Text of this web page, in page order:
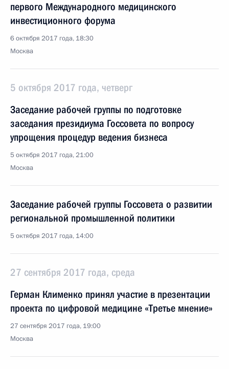
первого Международного медицинского
инвестиционного форума
6 октября 2017 года, 18:30
Москва
5 октября 2017 года, четверг
Заседание рабочей группы по подготовке
заседания президиума Госсовета по вопросу
упрощения процедур ведения бизнеса
5 октября 2017 года, 21:00
Москва
Заседание рабочей группы Госсовета о развитии
региональной промышленной политики
5 октября 2017 года, 14:00
27 сентября 2017 года, среда
Герман Клименко принял участие в презентации
проекта по цифровой медицине «Третье мнение»
27 сентября 2017 года, 19:00
Москва